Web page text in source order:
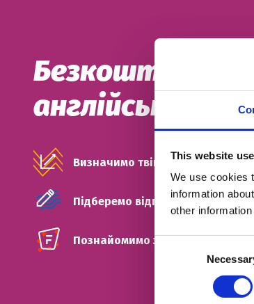
This website
We use cookies
information
other
Consent
Безкоштовний
англійської
Визначимо твій рівень
Підберемо відповідний тип
Познайомимо з твоїм